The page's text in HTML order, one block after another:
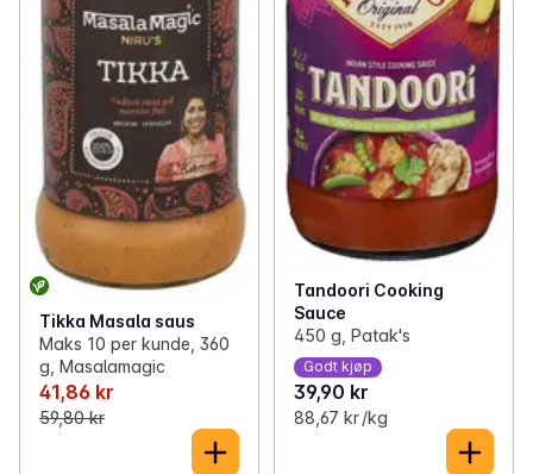
Tikka Masala saus
Maks 10 per kunde, 360
g, Masalamagic
41,86 kr
59,80 kr
Tandoori Cooking
Sauce
450 g, Patak's
Godt kjøp
39,90 kr
88,67 kr /kg